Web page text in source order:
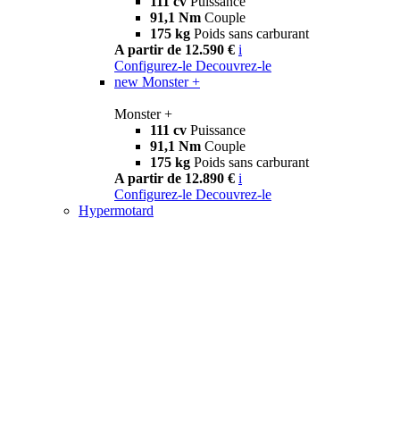
91,1 Nm Couple
175 kg Poids sans carburant
A partir de 12.590 € i
Configurez-le Decouvrez-le
new Monster +
Monster +
111 cv Puissance
91,1 Nm Couple
175 kg Poids sans carburant
A partir de 12.890 € i
Configurez-le Decouvrez-le
Hypermotard